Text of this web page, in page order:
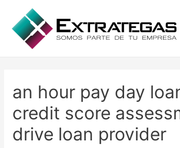
an hour pay day
credit score
drive loan provider